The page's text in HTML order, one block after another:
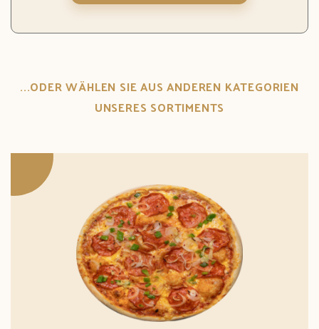
...ODER WÄHLEN SIE AUS ANDEREN KATEGORIEN
UNSERES SORTIMENTS